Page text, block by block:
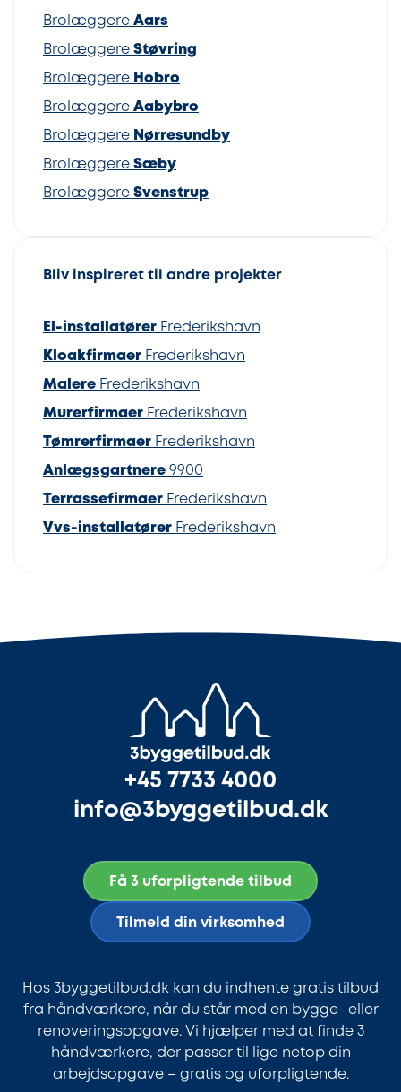
Brolæggere Aars
Brolæggere Støvring
Brolæggere Hobro
Brolæggere Aabybro
Brolæggere Nørresundby
Brolæggere Sæby
Brolæggere Svenstrup
Bliv inspireret til andre projekter
El-installatører Frederikshavn
Kloakfirmaer Frederikshavn
Malere Frederikshavn
Murerfirmaer Frederikshavn
Tømrerfirmaer Frederikshavn
Anlægsgartnere 9900
Terrassefirmaer Frederikshavn
Vvs-installatører Frederikshavn
+45 7733 4000
info@3byggetilbud.dk
Få 3 uforpligtende tilbud
Tilmeld din virksomhed
Hos 3byggetilbud.dk kan du indhente gratis tilbud
fra håndværkere, når du står med en bygge- eller
renoveringsopgave. Vi hjælper med at finde 3
håndværkere, der passer til lige netop din
arbejdsopgave – gratis og uforpligtende.